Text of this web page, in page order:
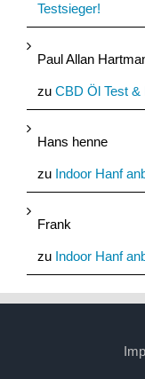
Testsieger!
Paul Allan
zu CBD Öl Test &
Hans henne
zu Indoor Hanf
Frank
zu Indoor Hanf